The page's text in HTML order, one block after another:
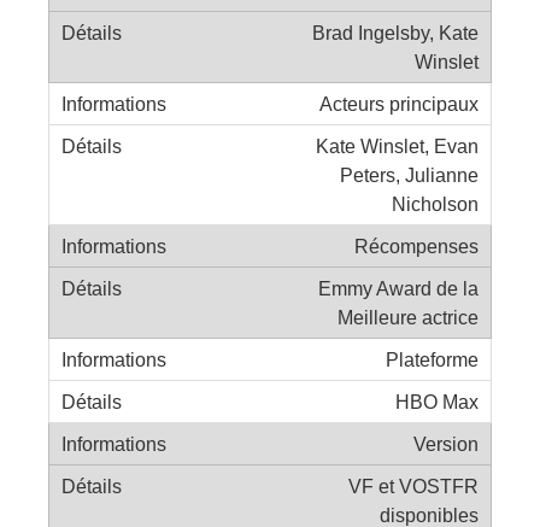
Brad Ingelsby, Kate
Winslet
Acteurs principaux
Kate Winslet, Evan
Peters, Julianne
Nicholson
Récompenses
Emmy Award de la
Meilleure actrice
Plateforme
HBO Max
Version
VF et VOSTFR
disponibles